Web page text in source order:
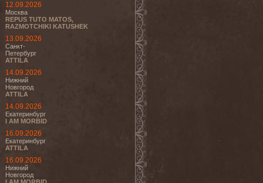
12.09.2026
Москва
REPUS TUTO MATOS,
RAZMOTCHIKI KATUSHEK
13.09.2026
Санкт-
Петербург
ATTILA
14.09.2026
Нижний
Новгород
ATTILA
14.09.2026
Екатеринбург
I AM MORBID
16.09.2026
Екатеринбург
ATTILA
16.09.2026
Нижний
Новгород